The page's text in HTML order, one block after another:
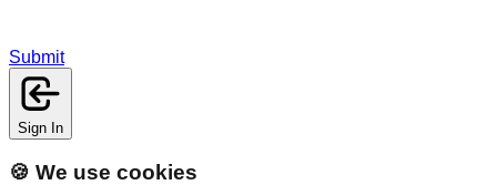
Submit
Sign In
🍪 We use cookies